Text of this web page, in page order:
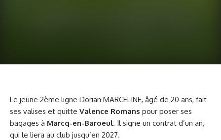
Le jeune 2ème ligne Dorian MARCELINE, âgé de 20 ans, fait
ses valises et quitte Valence Romans pour poser ses
bagages à Marcq-en-Baroeul. Il signe un contrat d’un an,
qui le liera au club jusqu’en 2027.